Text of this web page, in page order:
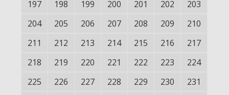
197
198 199 200 201 202
203
204
205 206 207 208 209
210
211
212 213 214 215 216
217
218
219 220 221 222 223
224
225
226 227 228 229 230
231